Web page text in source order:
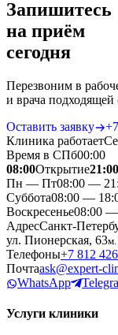
Запишитесь
на приём
сегодня
Перезвоним в
и врача подходящей
Оставить заявку
Клиника работает
Время в СПб00:00
08:00Открытие21:00
Пн — Пт08:00 —
Суббота08:00 —
Воскресенье08:00 —
АдресСанкт-
ул. Пионерская, 63м.
Телефоны+7 812
Почтаask@expert-
WhatsApp
Услуги клиники